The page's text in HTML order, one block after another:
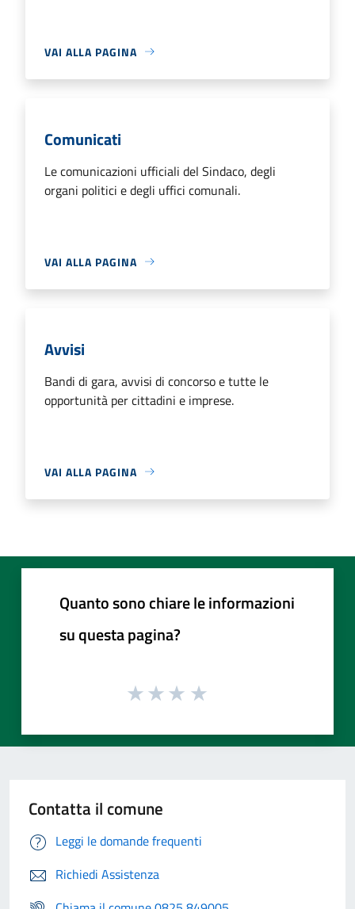
VAI ALLA PAGINA
Comunicati
Le comunicazioni ufficiali del Sindaco, degli
organi politici e degli uffici comunali.
VAI ALLA PAGINA
Avvisi
Bandi di gara, avvisi di concorso e tutte le
opportunità per cittadini e imprese.
VAI ALLA PAGINA
Quanto sono chiare le informazioni
su questa pagina?
Contatta il comune
Leggi le domande frequenti
Richiedi Assistenza